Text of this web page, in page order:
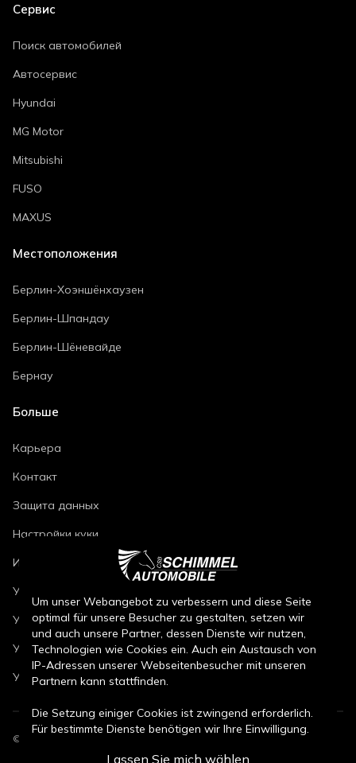
Сервис
Поиск автомобилей
Автосервис
Hyundai
MG Motor
Mitsubishi
FUSO
MAXUS
Местоположения
Берлин-Хоэншёнхаузен
Берлин-Шпандау
Берлин-Шёневайде
Бернау
Больше
Карьера
Контакт
Защита данных
Настройки куки
Импринт
Условия ремонта автомобилей
Условия продажи новых автомобилей
Условия продажи подержанных автомобилей
Условия продажи запчастей
© CSB Schimmel Automobile GmbH. Все права защищены.
Um unser Webangebot zu verbessern und diese Seite
optimal für unsere Besucher zu gestalten, setzen wir
und auch unsere Partner, dessen Dienste wir nutzen,
Technologien wie Cookies ein. Auch ein Austausch von
IP-Adressen unserer Webseitenbesucher mit unseren
Partnern kann stattfinden.
Die Setzung einiger Cookies ist zwingend erforderlich.
Für bestimmte Dienste benötigen wir Ihre Einwilligung.
Lassen Sie mich wählen